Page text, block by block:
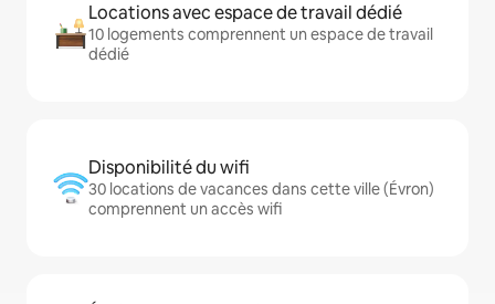
Locations avec espace de travail dédié
10 logements comprennent un espace de travail
dédié
Disponibilité du wifi
30 locations de vacances dans cette ville (Évron)
comprennent un accès wifi